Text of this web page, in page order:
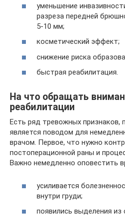
уменьшение
разреза передней
5-10 мм;
косметический эффект;
снижение риска
быстрая реабилитация.
На что обращать
реабилитации
Есть ряд тревожных признаков,
является поводом для
врачом. Первое, что нужно
постоперационной раны и
Важно немедленно оповестить
усиливается
внутри груди;
появились выделения из